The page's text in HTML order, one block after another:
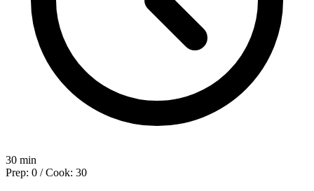
30 min
Prep: 0 / Cook: 30